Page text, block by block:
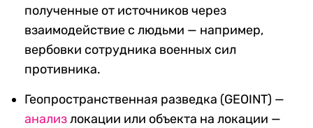
полученные от источников через
взаимодействие с людьми — например,
вербовки сотрудника военных сил
противника.
Геопространственная разведка (GEOINT) —
анализлокации или объекта на локации —